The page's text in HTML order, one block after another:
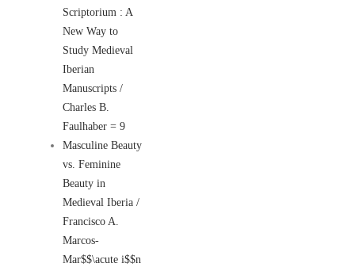
Scriptorium : A
New Way to
Study Medieval
Iberian
Manuscripts /
Charles B.
Faulhaber = 9
Masculine Beauty
vs. Feminine
Beauty in
Medieval Iberia /
Francisco A.
Marcos-
Mar$$\acute i$$n